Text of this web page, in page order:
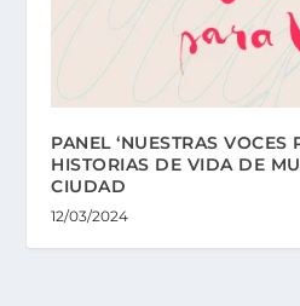
PANEL ‘NUESTRAS VOCES
HISTORIAS DE VIDA DE
CIUDAD
12/03/2024